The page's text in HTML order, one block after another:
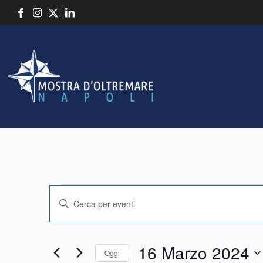
Eventi
Inserisci
Cerca
Oggi 16 Marzo 2024